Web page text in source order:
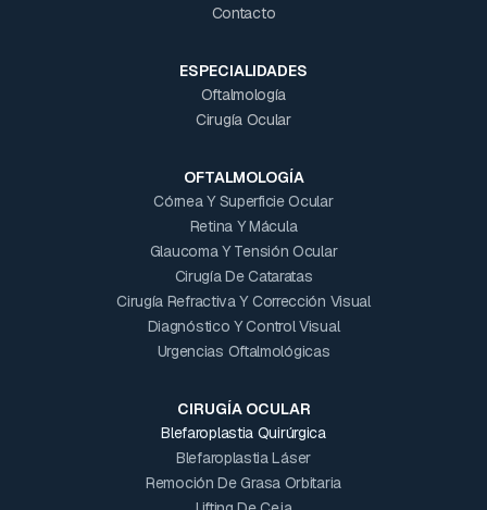
Contacto
ESPECIALIDADES
Oftalmología
Cirugía Ocular
OFTALMOLOGÍA
Córnea Y Superficie Ocular
Retina Y Mácula
Glaucoma Y Tensión Ocular
Cirugía De Cataratas
Cirugía Refractiva Y Corrección Visual
Diagnóstico Y Control Visual
Urgencias Oftalmológicas
CIRUGÍA OCULAR
Blefaroplastia Quirúrgica
Blefaroplastia Láser
Remoción De Grasa Orbitaria